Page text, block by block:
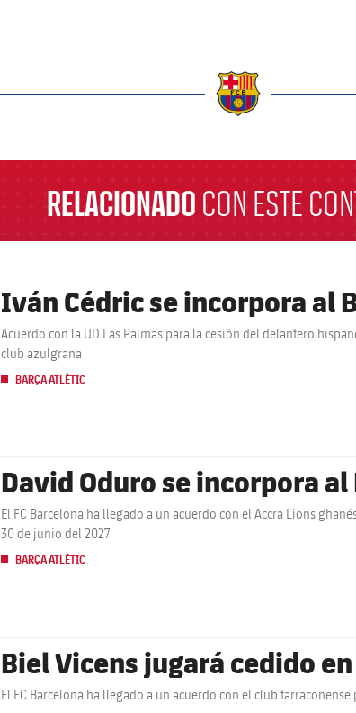
RELACIONADO CON ESTE
Iván Cédric se incorpora al
Acuerdo con la UD Las Palmas para la cesión del delantero
club azulgrana
BARÇA ATLÈTIC
David Oduro se incorpora
El FC Barcelona ha llegado a un acuerdo con el Accra Lions
30 de junio del 2027
BARÇA ATLÈTIC
Biel Vicens jugará cedido
El FC Barcelona ha llegado a un acuerdo con el club